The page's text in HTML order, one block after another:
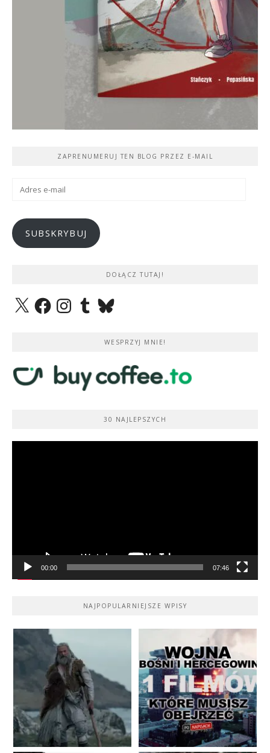
ZAPRENUMERUJ TEN BLOG PRZEZ E-MAIL
Adres
SUBSKRYBUJ
DOŁĄCZ TUTAJ!
X FacebookInstagramTumblrBluesky
WESPRZYJ MNIE!
30 NAJLEPSZYCH
00:00 07:46
NAJPOPULARNIEJSZE WPISY